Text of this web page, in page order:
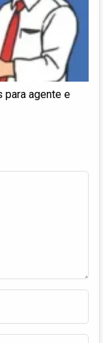
para agente e